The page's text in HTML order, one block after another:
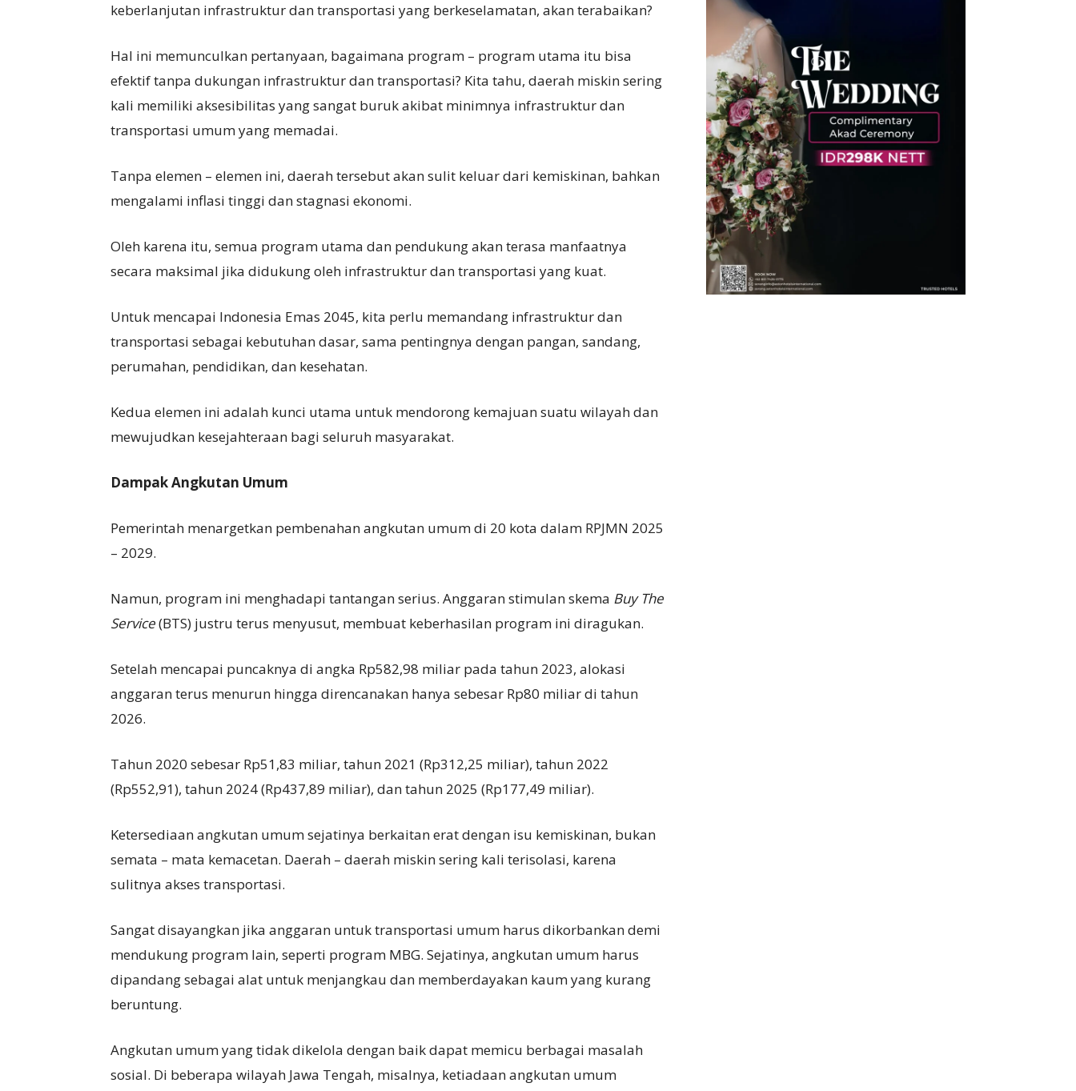
keberlanjutan infrastruktur dan transportasi yang berkeselamatan, akan terabaikan?
Hal ini memunculkan pertanyaan, bagaimana program – program utama itu bisa
efektif tanpa dukungan infrastruktur dan transportasi? Kita tahu, daerah miskin sering
kali memiliki aksesibilitas yang sangat buruk akibat minimnya infrastruktur dan
transportasi umum yang memadai.
Tanpa elemen – elemen ini, daerah tersebut akan sulit keluar dari kemiskinan, bahkan
mengalami inflasi tinggi dan stagnasi ekonomi.
Oleh karena itu, semua program utama dan pendukung akan terasa manfaatnya
secara maksimal jika didukung oleh infrastruktur dan transportasi yang kuat.
Untuk mencapai Indonesia Emas 2045, kita perlu memandang infrastruktur dan
transportasi sebagai kebutuhan dasar, sama pentingnya dengan pangan, sandang,
perumahan, pendidikan, dan kesehatan.
Kedua elemen ini adalah kunci utama untuk mendorong kemajuan suatu wilayah dan
mewujudkan kesejahteraan bagi seluruh masyarakat.
DampakAngkutan Umum
Pemerintah menargetkan pembenahan angkutan umum di 20 kota dalam RPJMN 2025
– 2029.
Namun, program ini menghadapi tantangan serius. Anggaran stimulan skema Buy The
Service(BTS) justru terus menyusut, membuat keberhasilan program ini diragukan.
Setelah mencapai puncaknya di angka Rp582,98 miliar pada tahun 2023, alokasi
anggaran terus menurun hingga direncanakan hanya sebesar Rp80 miliar di tahun
2026.
Tahun 2020 sebesar Rp51,83 miliar, tahun 2021 (Rp312,25 miliar), tahun 2022
(Rp552,91), tahun 2024 (Rp437,89 miliar), dan tahun 2025 (Rp177,49 miliar).
Ketersediaan angkutan umum sejatinya berkaitan erat dengan isu kemiskinan, bukan
semata – mata kemacetan. Daerah – daerah miskin sering kali terisolasi, karena
sulitnya akses transportasi.
Sangat disayangkan jika anggaran untuk transportasi umum harus dikorbankan demi
mendukung program lain, seperti program MBG. Sejatinya, angkutan umum harus
dipandang sebagai alat untuk menjangkau dan memberdayakan kaum yang kurang
beruntung.
Angkutan umum yang tidak dikelola dengan baik dapat memicu berbagai masalah
sosial. Di beberapa wilayah Jawa Tengah, misalnya, ketiadaan angkutan umum